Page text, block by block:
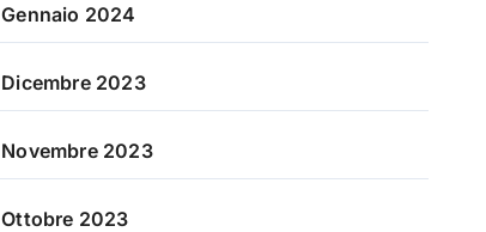
Gennaio 2024
Dicembre 2023
Novembre 2023
Ottobre 2023